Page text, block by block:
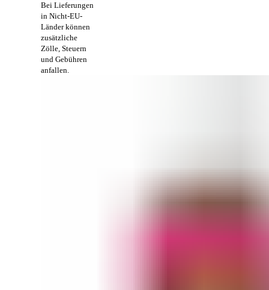
Bei Lieferungen
in Nicht-EU-
Länder können
zusätzliche
Zölle, Steuern
und Gebühren
anfallen.